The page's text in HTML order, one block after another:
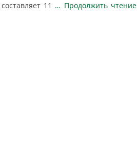
11 … Продолжить чтение